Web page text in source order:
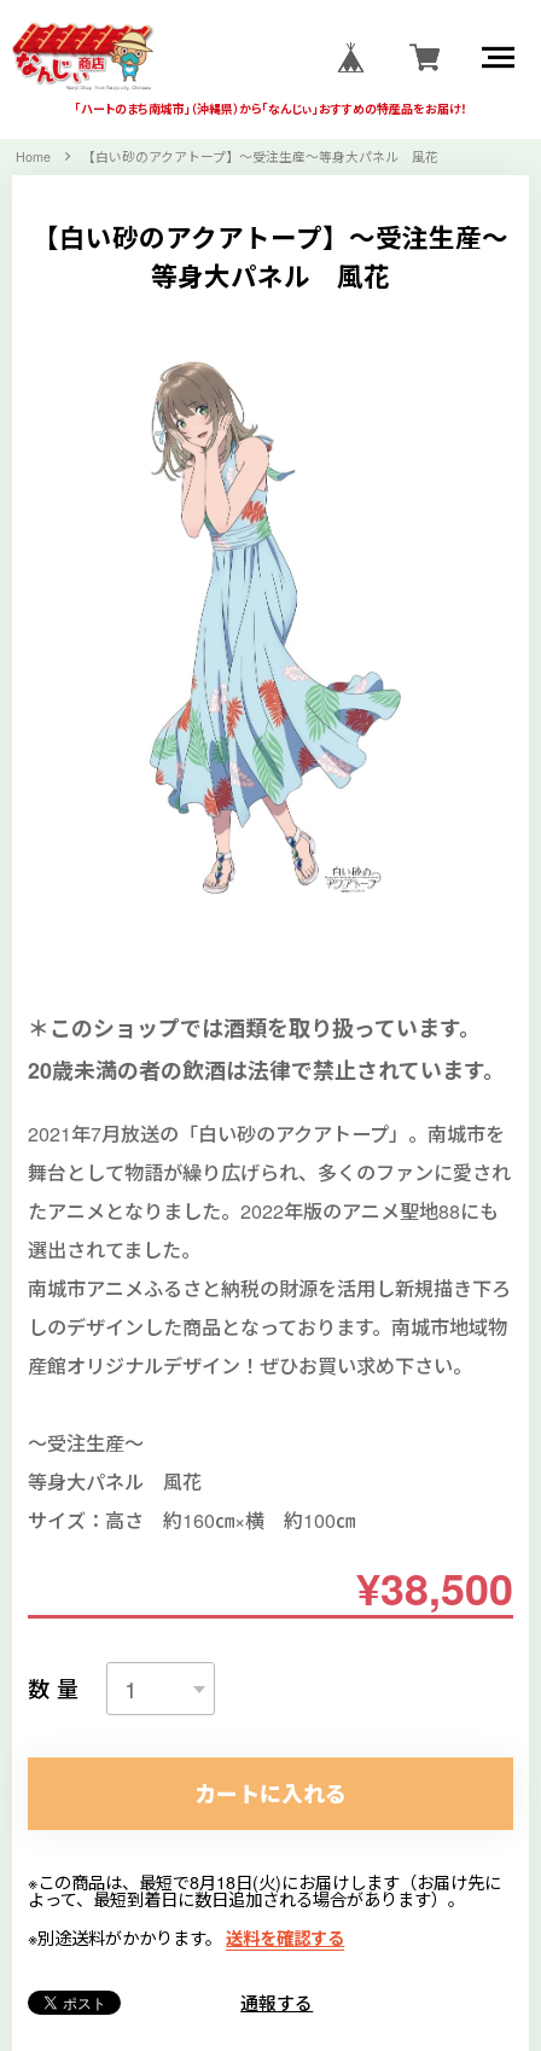
「ハートのまち南城市」（沖縄県）から「なんじぃ」おすすめの特産品をお届け！
Home 【白い砂のアクアトープ】～受注生産～等身大パネル 風花
【白い砂のアクアトープ】～受注生産～
等身大パネル 風花
＊このショップでは酒類を取り扱っています。
20歳未満の者の飲酒は法律で禁止されています。
2021年7月放送の「白い砂のアクアトープ」。南城市を
舞台として物語が繰り広げられ、多くのファンに愛され
たアニメとなりました。2022年版のアニメ聖地88にも
選出されてました。
南城市アニメふるさと納税の財源を活用し新規描き下ろ
しのデザインした商品となっております。南城市地域物
産館オリジナルデザイン！ぜひお買い求め下さい。
～受注生産～
等身大パネル 風花
サイズ：高さ 約160㎝×横 約100㎝
¥38,500
数量
カートに入れる
※この商品は、最短で8月18日(火)にお届けします（お届け先に
よって、最短到着日に数日追加される場合があります）。
※別途送料がかかります。
送料を確認する
通報する